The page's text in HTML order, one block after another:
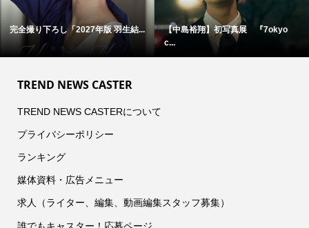
完全撮り下ろし「2027年版 羽生結...
【中島裕翔】初写真展 『7okyo
c...
TREND NEWS CASTER
TREND NEWS CASTERについて
プライバシーポリシー
ランキング
媒体資料・広告メニュー
求人（ライター、編集、動画編集スタッフ募集）
誰でもキャスター！応募ページ